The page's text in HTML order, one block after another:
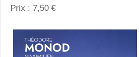
Prix : 7,50 €